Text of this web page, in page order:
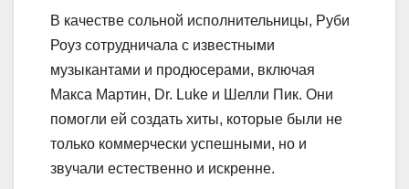
В качестве сольной исполнительницы, Руби
Роуз сотрудничала с известными
музыкантами и продюсерами, включая
Макса Мартин, Dr. Luke и Шелли Пик. Они
помогли ей создать хиты, которые были не
только коммерчески успешными, но и
звучали естественно и искренне.